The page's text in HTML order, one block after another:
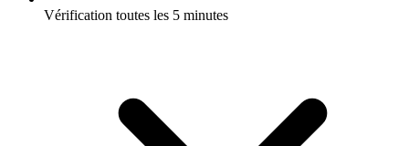
Vérification toutes les 5 minutes